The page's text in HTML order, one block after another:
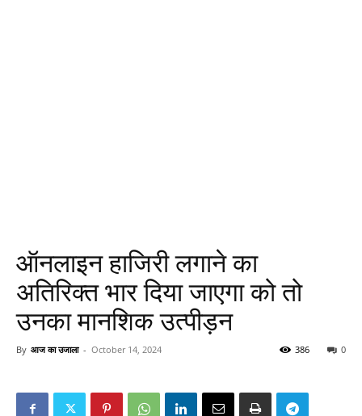
ऑनलाइन हाजिरी लगाने का
अतिरिक्त भार दिया जाएगा को तो
उनका मानशिक उत्पीड़न
By आज का उजाला - October 14, 2024 0
386